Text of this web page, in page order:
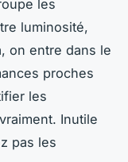
les
luminosité,
on entre dans le
proches
les
Inutile
pas les